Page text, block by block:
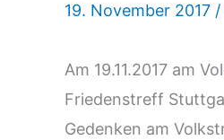
19. November 2017 /
Am 19.11.2017 am
Friedenstreff
Gedenken am